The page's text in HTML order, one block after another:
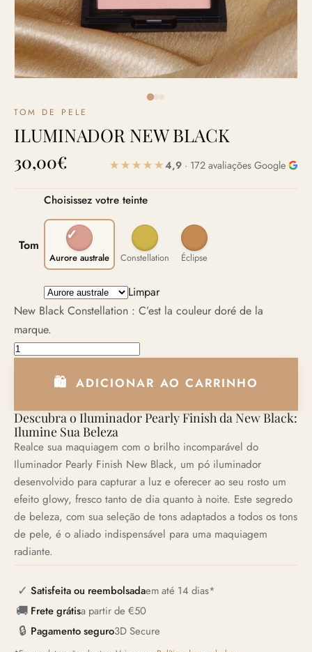
TOM DE PELE
ILUMINADOR NEW BLACK
30,00€ 4,9 · 172 avaliações Google
Tom
Choisissez votre teinte
Aurore australe Constellation Éclipse
Limpar
New Black Constellation : C’est la couleur doré de la
marque.
ILUMINADOR NEW BLACK quantidade
ADICIONAR AO CARRINHO
Descubra o Iluminador Pearly Finish da New Black:
Ilumine Sua Beleza
Realce sua maquiagem com o brilho incomparável do
Iluminador Pearly Finish New Black, um pó iluminador
desenvolvido para capturar a luz e oferecer ao seu rosto um
efeito glowy, fresco tanto de dia quanto à noite. Este segredo
de beleza, com sua seleção de tons adaptados a todos os tons
de pele, é o aliado indispensável para uma maquiagem
radiante.
✓ Satisfeita ou reembolsadaem até 14 dias*
🚚 Frete grátisa partir de €50
🔒 Pagamento seguro3D Secure